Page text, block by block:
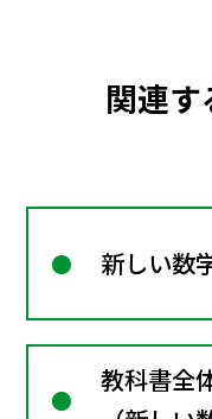
関連
新しい数
教科書全